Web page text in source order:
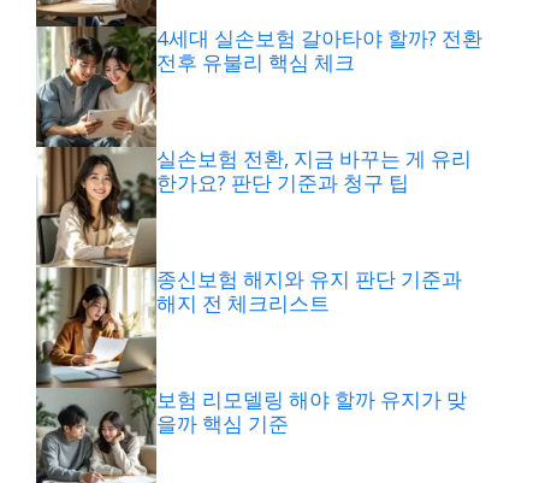
4세대 실손보험 갈아타야 할까? 전환
전후 유불리 핵심 체크
실손보험 전환, 지금 바꾸는 게 유리
한가요? 판단 기준과 청구 팁
종신보험 해지와 유지 판단 기준과
해지 전 체크리스트
보험 리모델링 해야 할까 유지가 맞
을까 핵심 기준